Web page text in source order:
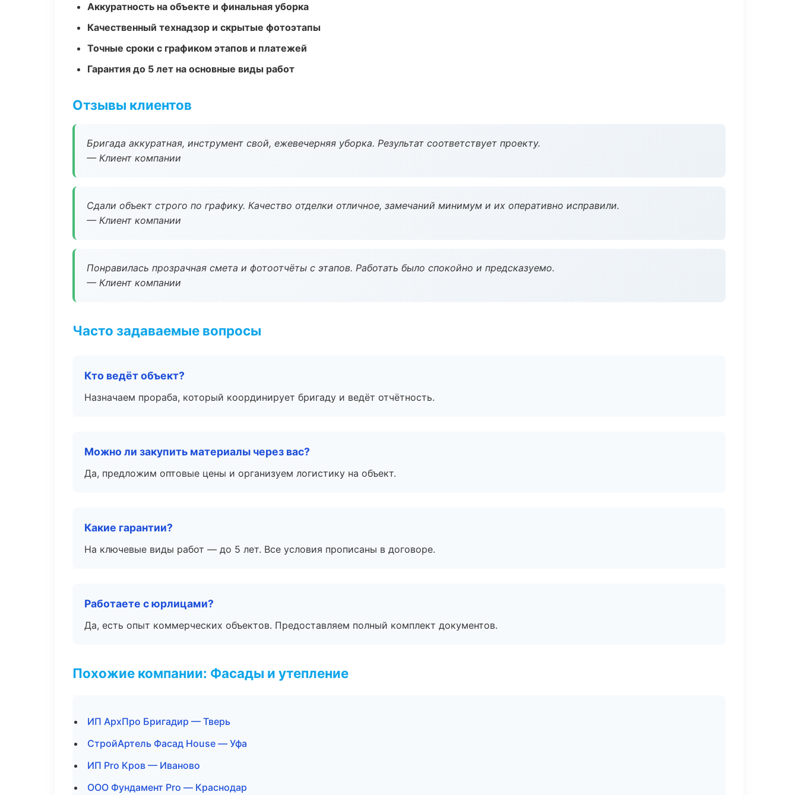
Аккуратность на объекте и финальная уборка
Качественный технадзор и скрытые фотоэтапы
Точные сроки с графиком этапов и платежей
Гарантия до 5 лет на основные виды работ
Отзывы клиентов
Бригада аккуратная, инструмент свой, ежевечерняя уборка. Результат соответствует проекту.
— Клиент компании
Сдали объект строго по графику. Качество отделки отличное, замечаний минимум и их оперативно исправили.
— Клиент компании
Понравилась прозрачная смета и фотоотчёты с этапов. Работать было спокойно и предсказуемо.
— Клиент компании
Часто задаваемые вопросы
Кто ведёт объект?
Назначаем прораба, который координирует бригаду и ведёт отчётность.
Можно ли закупить материалы через вас?
Да, предложим оптовые цены и организуем логистику на объект.
Какие гарантии?
На ключевые виды работ — до 5 лет. Все условия прописаны в договоре.
Работаете с юрлицами?
Да, есть опыт коммерческих объектов. Предоставляем полный комплект документов.
Похожие компании: Фасады и утепление
ИП АрхПро Бригадир — Тверь
СтройАртель Фасад House — Уфа
ИП Pro Кров — Иваново
ООО Фундамент Pro — Краснодар